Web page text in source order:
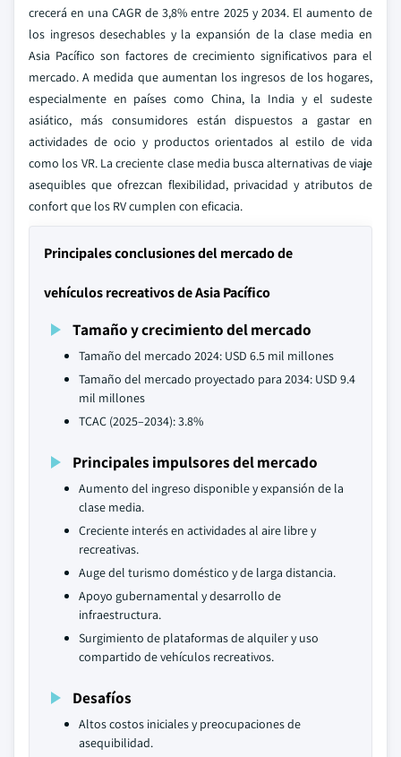
crecerá en una CAGR de 3,8% entre 2025 y 2034. El aumento de
los ingresos desechables y la expansión de la clase media en
Asia Pacífico son factores de crecimiento significativos para el
mercado. A medida que aumentan los ingresos de los hogares,
especialmente en países como China, la India y el sudeste
asiático, más consumidores están dispuestos a gastar en
actividades de ocio y productos orientados al estilo de vida
como los VR. La creciente clase media busca alternativas de viaje
asequibles que ofrezcan flexibilidad, privacidad y atributos de
confort que los RV cumplen con eficacia.
Principales conclusiones del mercado de
vehículos recreativos de Asia Pacífico
Tamaño y crecimiento del mercado
Tamaño del mercado 2024: USD 6.5 mil millones
Tamaño del mercado proyectado para 2034: USD 9.4
mil millones
TCAC (2025–2034): 3.8%
Principales impulsores del mercado
Aumento del ingreso disponible y expansión de la
clase media.
Creciente interés en actividades al aire libre y
recreativas.
Auge del turismo doméstico y de larga distancia.
Apoyo gubernamental y desarrollo de
infraestructura.
Surgimiento de plataformas de alquiler y uso
compartido de vehículos recreativos.
Desafíos
Altos costos iniciales y preocupaciones de
asequibilidad.